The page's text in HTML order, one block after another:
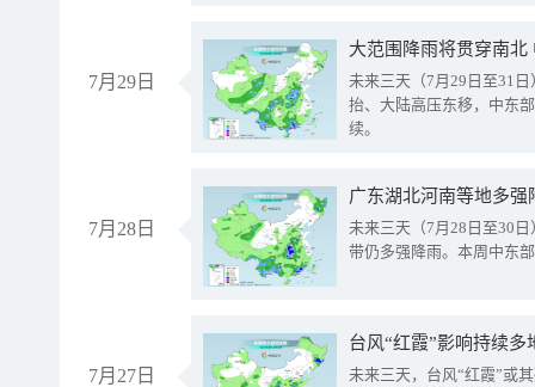
7月29日
大范围降雨将贯穿南
未来三天（7月29日至31
抬、大陆高压东移，中东
续。
7月28日
广东湖北河南等地多
未来三天（7月28日至30
带仍多强降雨。本周中东
7月27日
台风“红霞”影响持续
未来三天，台风“红霞”或